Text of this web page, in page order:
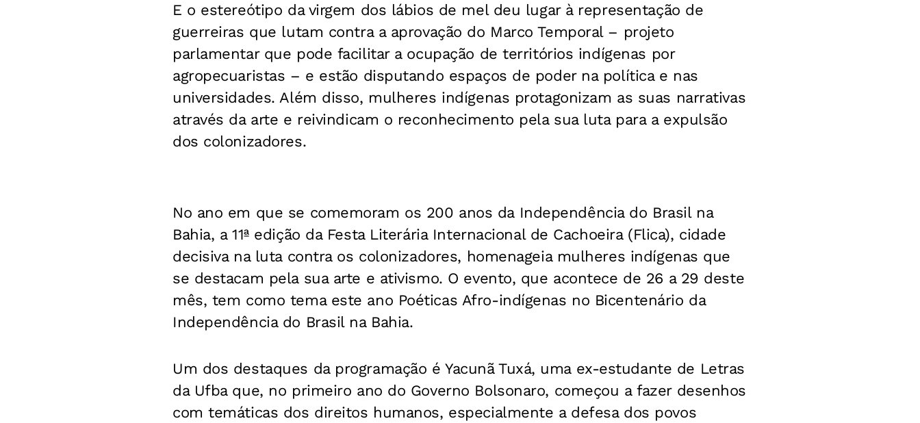
E o estereótipo da virgem dos lábios de mel deu lugar à representação de
guerreiras que lutam contra a aprovação do Marco Temporal – projeto
parlamentar que pode facilitar a ocupação de territórios indígenas por
agropecuaristas – e estão disputando espaços de poder na política e nas
universidades. Além disso, mulheres indígenas protagonizam as suas narrativas
através da arte e reivindicam o reconhecimento pela sua luta para a expulsão
dos colonizadores.
No ano em que se comemoram os 200 anos da Independência do Brasil na
Bahia, a 11ª edição da Festa Literária Internacional de Cachoeira (Flica), cidade
decisiva na luta contra os colonizadores, homenageia mulheres indígenas que
se destacam pela sua arte e ativismo. O evento, que acontece de 26 a 29 deste
mês, tem como tema este ano Poéticas Afro-indígenas no Bicentenário da
Independência do Brasil na Bahia.
Um dos destaques da programação é Yacunã Tuxá, uma ex-estudante de Letras
da Ufba que, no primeiro ano do Governo Bolsonaro, começou a fazer desenhos
com temáticas dos direitos humanos, especialmente a defesa dos povos